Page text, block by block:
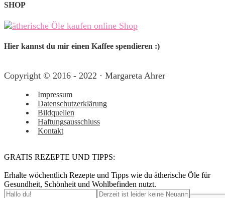
SHOP
Hier kannst du mir einen Kaffee spendieren :)
Copyright © 2016 - 2022 · Margareta Ahrer
Impressum
Datenschutzerklärung
Bildquellen
Haftungsausschluss
Kontakt
GRATIS REZEPTE UND TIPPS:
Erhalte wöchentlich Rezepte und Tipps wie du ätherische Öle für
Gesundheit, Schönheit und Wohlbefinden nutzt.